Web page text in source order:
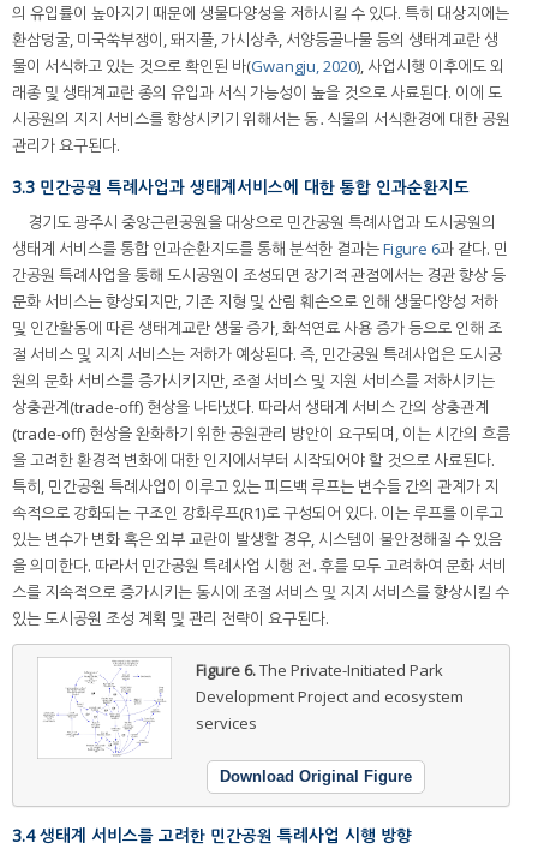
의 유입률이 높아지기 때문에 생물다양성을 저하시킬 수 있다. 특히 대상지에는
환삼덩굴, 미국쑥부쟁이, 돼지풀, 가시상추, 서양등골나물 등의 생태계교란 생
물이 서식하고 있는 것으로 확인된 바(Gwangju, 2020), 사업시행 이후에도 외
래종 및 생태계교란 종의 유입과 서식 가능성이 높을 것으로 사료된다. 이에 도
시공원의 지지 서비스를 향상시키기 위해서는 동․식물의 서식환경에 대한 공원
관리가 요구된다.
3.3 민간공원 특례사업과 생태계서비스에 대한 통합 인과순환지도
경기도 광주시 중앙근린공원을 대상으로 민간공원 특례사업과 도시공원의
생태계 서비스를 통합 인과순환지도를 통해 분석한 결과는Figure 6과 같다. 민
간공원 특례사업을 통해 도시공원이 조성되면 장기적 관점에서는 경관 향상 등
문화 서비스는 향상되지만, 기존 지형 및 산림 훼손으로 인해 생물다양성 저하
및 인간활동에 따른 생태계교란 생물 증가, 화석연료 사용 증가 등으로 인해 조
절 서비스 및 지지 서비스는 저하가 예상된다. 즉, 민간공원 특례사업은 도시공
원의 문화 서비스를 증가시키지만, 조절 서비스 및 지원 서비스를 저하시키는
상충관계(trade-off) 현상을 나타냈다. 따라서 생태계 서비스 간의 상충관계
(trade-off) 현상을 완화하기 위한 공원관리 방안이 요구되며, 이는 시간의 흐름
을 고려한 환경적 변화에 대한 인지에서부터 시작되어야 할 것으로 사료된다.
특히, 민간공원 특례사업이 이루고 있는 피드백 루프는 변수들 간의 관계가 지
속적으로 강화되는 구조인 강화루프(R1)로 구성되어 있다. 이는 루프를 이루고
있는 변수가 변화 혹은 외부 교란이 발생할 경우, 시스템이 불안정해질 수 있음
을 의미한다. 따라서 민간공원 특례사업 시행 전․후를 모두 고려하여 문화 서비
스를 지속적으로 증가시키는 동시에 조절 서비스 및 지지 서비스를 향상시킬 수
있는 도시공원 조성 계획 및 관리 전략이 요구된다.
Figure 6.The Private-Initiated Park
Development Project and ecosystem
services
Download Original Figure
3.4 생태계 서비스를 고려한 민간공원 특례사업 시행 방향